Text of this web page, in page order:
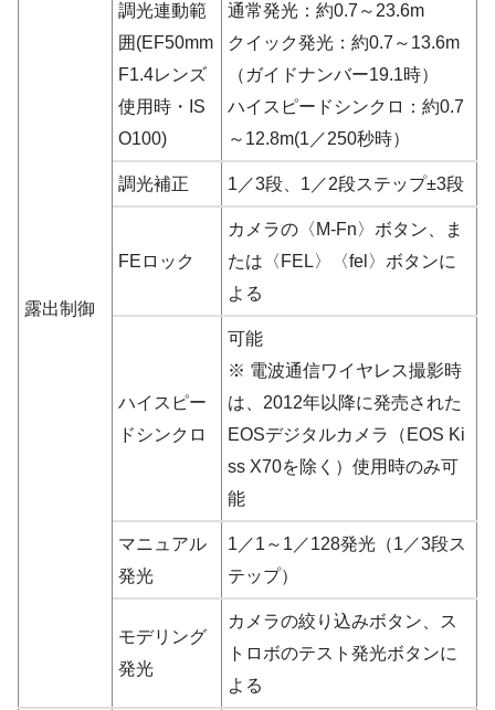
露出制御
調光連動範
囲(EF50mm
F1.4レンズ
使用時・IS
O100)
通常発光：約0.7～23.6m
クイック発光：約0.7～13.6m
（ガイドナンバー19.1時）
ハイスピードシンクロ：約0.7
～12.8m(1／250秒時）
調光補正 1／3段、1／2段ステップ±3段
FEロック
カメラの〈M-Fn〉ボタン、ま
たは〈FEL〉〈fel〉ボタンに
よる
ハイスピー
ドシンクロ
可能
※ 電波通信ワイヤレス撮影時
は、2012年以降に発売された
EOSデジタルカメラ（EOS Ki
ss X70を除く）使用時のみ可
能
マニュアル
発光
1／1～1／128発光（1／3段ス
テップ）
モデリング
発光
カメラの絞り込みボタン、ス
トロボのテスト発光ボタンに
よる